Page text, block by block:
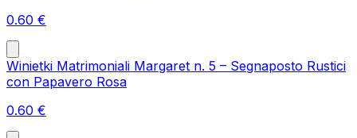
0.60 €
Winietki Matrimoniali Margaret n. 5 – Segnaposto Rustici
con Papavero Rosa
0.60 €